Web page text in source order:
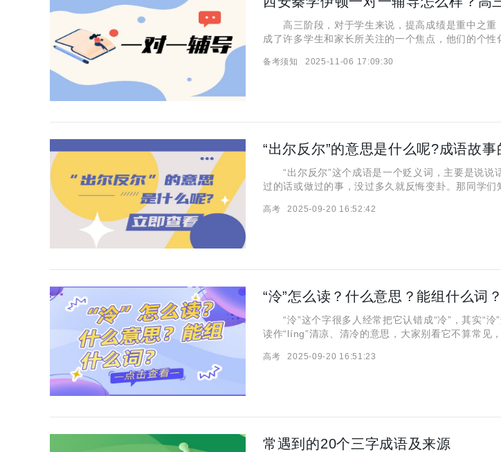
高三阶段，对于学生来说，提高成绩是重中之重
成了许多学生和家长所关注的一个焦点，他们的个性
样？ 一、西安秦学伊顿一对一辅导怎么样？ 西
备考须知 2025-11-06 17:09:30
“出尔反尔”的意思是什么呢?成语故
“出尔反尔”这个成语是一个贬义词，主要是说说
过的话或做过的事，没过多久就反悔变卦。那同学们
ěr 成语解释 尔：你； 反：同“返”；回。
高考 2025-09-20 16:52:42
“泠”怎么读？什么意思？能组什么词？
“泠”这个字很多人经常把它认错成“冷”，其实“泠
读作“líng”清凉、清冷的意思，大家别看它不算常见
凉;冷清。 “泠”字由“水”和“
高考 2025-09-20 16:51:23
常遇到的20个三字成语及来源